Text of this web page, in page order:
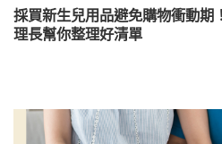
採買新生兒用品避免購物衝動期
理長幫你整理好清單